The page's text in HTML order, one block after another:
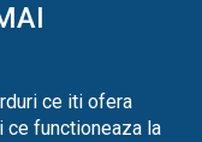
ce iti ofera
ce functioneaza la